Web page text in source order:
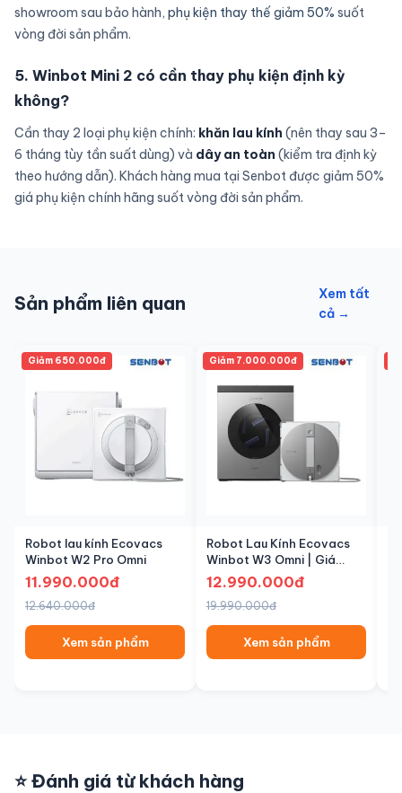
showroom sau bảo hành, phụ kiện thay thế giảm 50% suốt
vòng đời sản phẩm.
5. Winbot Mini 2 có cần thay phụ kiện định kỳ
không?
Cần thay 2 loại phụ kiện chính: khăn lau kính (nên thay sau 3–
6 tháng tùy tần suất dùng) và dây an toàn (kiểm tra định kỳ
theo hướng dẫn). Khách hàng mua tại Senbot được giảm 50%
giá phụ kiện chính hãng suốt vòng đời sản phẩm.
Sản phẩm liên quan
Xem tất
cả →
Giảm 650.000đ
Robot lau kính Ecovacs
Winbot W2 Pro Omni
11.990.000đ
12.640.000đ
Xem sản phẩm
Giảm 7.000.000đ
Robot Lau Kính Ecovacs
Winbot W3 Omni | Giá
12.990.000đ – Chính Hãng
| Senbot
12.990.000đ
19.990.000đ
Xem sản phẩm
⭐ Đánh giá từ khách hàng